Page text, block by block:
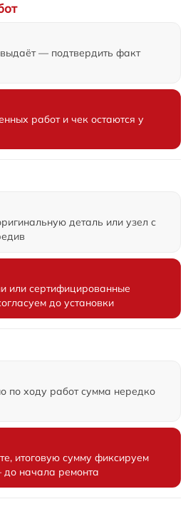
— подтвердить факт
работ и чек остаются у
деталь или узел с
или сертифицированные
до установки
по ходу работ сумма нередко
итоговую сумму фиксируем
до начала ремонта